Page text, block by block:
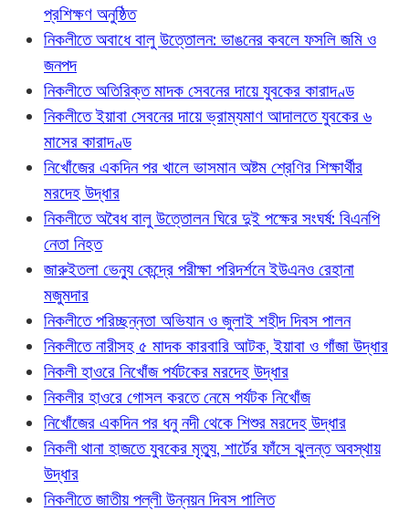
প্রশিক্ষণ অনুষ্ঠিত
নিকলীতে অবাধে বালু উত্তোলন: ভাঙনের কবলে ফসলি জমি ও
জনপদ
নিকলীতে অতিরিক্ত মাদক সেবনের দায়ে যুবকের কারাদণ্ড
নিকলীতে ইয়াবা সেবনের দায়ে ভ্রাম্যমাণ আদালতে যুবকের ৬
মাসের কারাদণ্ড
নিখোঁজের একদিন পর খালে ভাসমান অষ্টম শ্রেণির শিক্ষার্থীর
মরদেহ উদ্ধার
নিকলীতে অবৈধ বালু উত্তোলন ঘিরে দুই পক্ষের সংঘর্ষ: বিএনপি
নেতা নিহত
জারুইতলা ভেন্যু কেন্দ্রে পরীক্ষা পরিদর্শনে ইউএনও রেহানা
মজুমদার
নিকলীতে পরিচ্ছন্নতা অভিযান ও জুলাই শহীদ দিবস পালন
নিকলীতে নারীসহ ৫ মাদক কারবারি আটক, ইয়াবা ও গাঁজা উদ্ধার
নিকলী হাওরে নিখোঁজ পর্যটকের মরদেহ উদ্ধার
নিকলীর হাওরে গোসল করতে নেমে পর্যটক নিখোঁজ
নিখোঁজের একদিন পর ধনু নদী থেকে শিশুর মরদেহ উদ্ধার
নিকলী থানা হাজতে যুবকের মৃত্যু, শার্টের ফাঁসে ঝুলন্ত অবস্থায়
উদ্ধার
নিকলীতে জাতীয় পল্লী উন্নয়ন দিবস পালিত